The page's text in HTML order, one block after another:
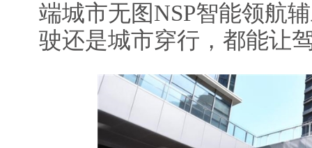
端城市无图NSP智能领航
驶还是城市穿行，都能让